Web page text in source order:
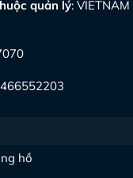
quản lý:
hồ